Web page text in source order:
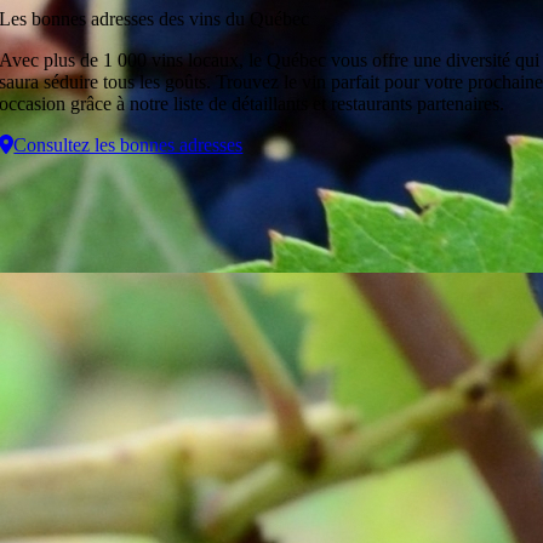
Les bonnes adresses des vins du Québec
Avec plus de 1 000 vins locaux, le Québec vous offre une diversité qui
saura séduire tous les goûts. Trouvez le vin parfait pour votre prochaine
occasion grâce à notre liste de détaillants et restaurants partenaires.
Consultez les bonnes adresses